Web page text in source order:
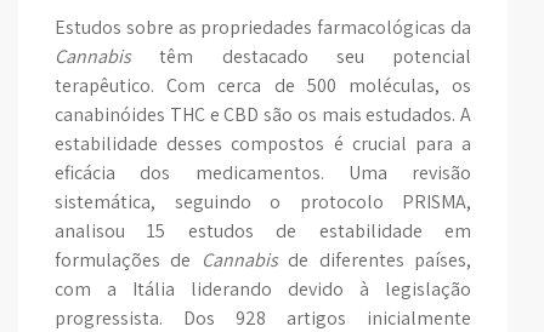
Estudos sobre as propriedades farmacológicas da
Cannabistêm destacado seu potencial
terapêutico. Com cerca de 500 moléculas, os
canabinóides THC e CBD são os mais estudados. A
estabilidade desses compostos é crucial para a
eficácia dos medicamentos. Uma revisão
sistemática, seguindo o protocolo PRISMA,
analisou 15 estudos de estabilidade em
formulações de Cannabisde diferentes países,
com a Itália liderando devido à legislação
progressista. Dos 928 artigos inicialmente